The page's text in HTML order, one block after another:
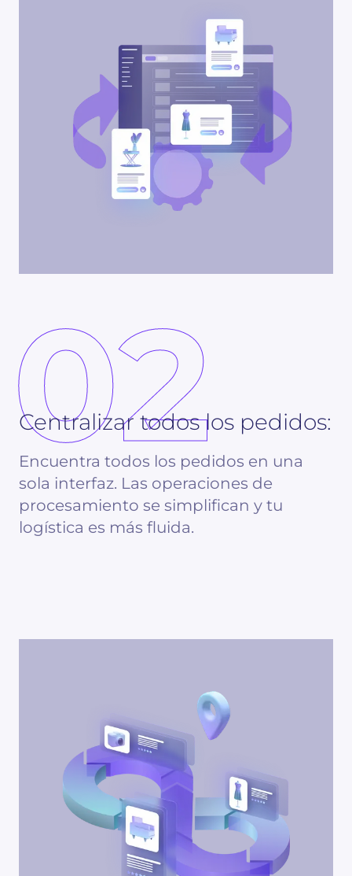
02
Centralizar todos los pedidos:
Encuentra todos los pedidos en una
sola interfaz. Las operaciones de
procesamiento se simplifican y tu
logística es más fluida.